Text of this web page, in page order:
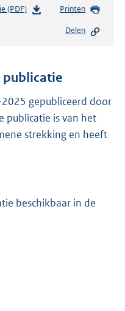
(PDF)b
n
s
g
r
o
:
Printen
Delen
publicatie
gepubliceerd door
publicatie is van het
strekking en heeft
beschikbaar in de